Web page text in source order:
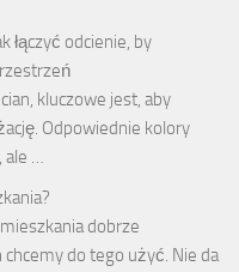
łączyć odcienie, by
kluczowe jest, aby
Odpowiednie kolory
ale …
dobrze
chcemy do tego użyć. Nie da